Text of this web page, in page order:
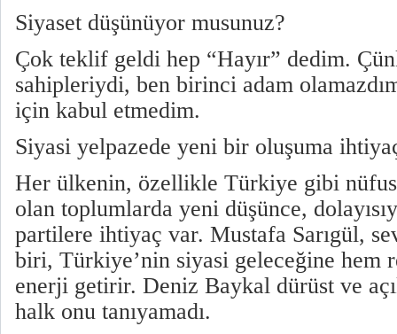
Siyaset düşünüyor musunuz?
Çok teklif geldi hep “Hayır” dedim.
sahipleriydi, ben birinci adam
için kabul etmedim.
Siyasi yelpazede yeni bir oluşuma
Her ülkenin, özellikle Türkiye gibi
olan toplumlarda yeni düşünce,
partilere ihtiyaç var. Mustafa Sarıgül,
biri, Türkiye’nin siyasi geleceğine hem
enerji getirir. Deniz Baykal dürüst ve
halk onu tanıyamadı.